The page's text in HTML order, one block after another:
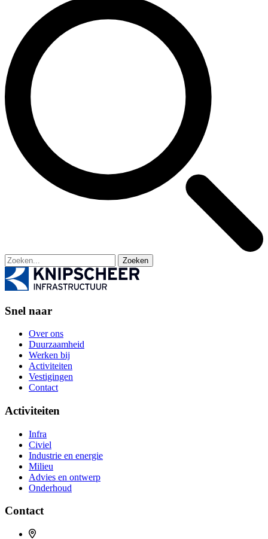
Zoeken
Snel naar
Over ons
Duurzaamheid
Werken bij
Activiteiten
Vestigingen
Contact
Activiteiten
Infra
Civiel
Industrie en energie
Milieu
Advies en ontwerp
Onderhoud
Contact